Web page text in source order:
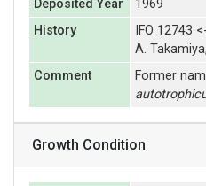
Deposited Year
1969
History
IFO 12743
A.
Comment
Former
Growth Condition